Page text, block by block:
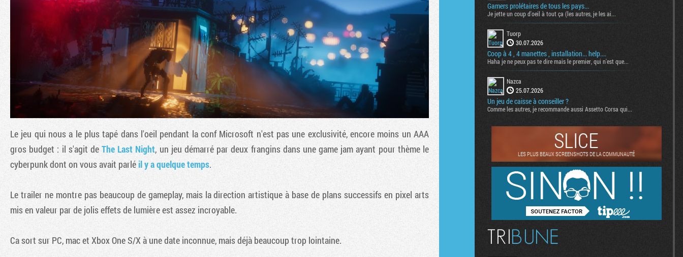
Le jeu qui nous a le plus tapé dans l'oeil pendant la conf Microsoft n'est pas une exclusivité, encore moins un AAA
gros budget : il s'agit deThe Last Night, un jeu démarré par deux frangins dans une game jam ayant pour thème le
cyberpunk dont on vous avait parlé il y a quelque temps.
Le trailer ne montre pas beaucoup de gameplay, mais la direction artistique à base de plans successifs en pixel arts
mis en valeur par de jolis effets de lumière est assez incroyable.
Ca sort sur PC, mac et Xbox One S/X à une date inconnue, mais déjà beaucoup trop lointaine.
Gamers prolétaires de tous les pays...
Je jette un coup d'oeil à tout ça (les autres, je les ai...
Tuorp
30.07.2026
Coop à 4 , 4 manettes , installation... help....
Haha je ne peux pas te dire mais le premier, qui n'est que...
Nazca
25.07.2026
Un jeu de caisse à conseiller ?
Comme les autres, je recommande aussi Assetto Corsa qui...
SLICE
LES PLUS BEAUX SCREENSHOTS DE LA COMMUNAUTÉ